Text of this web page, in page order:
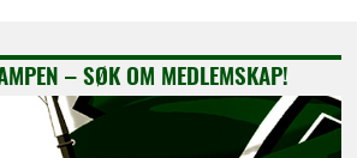
– SØK OM MEDLEMSKAP!